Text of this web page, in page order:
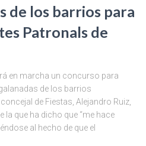
de los barrios para
Patronals de
en marcha un concurso para
de los barrios
de Fiestas, Alejandro Ruiz,
la que ha dicho que “me hace
al hecho de que el